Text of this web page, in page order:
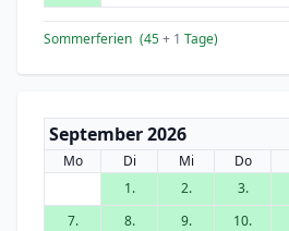
Sommerferien (45+ 1 Tage)
September 2026
Mo Di Mi Do
1.
2. 3.
7.
8. 9. 10.